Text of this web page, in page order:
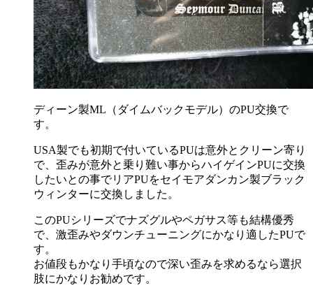
ディーン製ML（ダイムバックモデル）のPU交換で
す。
USA製でも初期で付いているPUは意外とクリーン寄り
で、歪みが意外と乗り難い事からハイゲインPUに交換
したいとの事でリアPUをセイモアダンカン製ブラック
ウィンターに交換しました。
このPUシリーズでナズグルやペガサス等も結構優秀
で、激歪みやダウンチューニングにかなり適したPUで
す。
お値段もかなり手頃なので深い歪みを求めるなら選択
肢にかなりお勧めです。